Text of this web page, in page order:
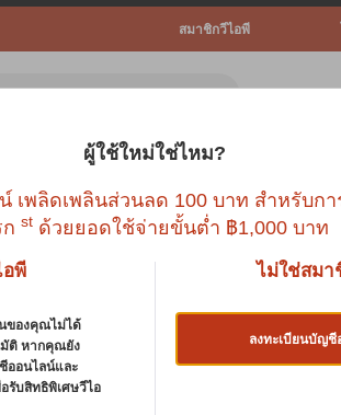
สมาชิกวีไอพี
ดกรงและกลิ่น
ผู้ใช้ใหม่ใช่ไหม?
เพลิดเพลินส่วนลด 100 บาท สำหรับก
st ด้วยยอดใช้จ่ายขั้นต่ำ ฿1,000 บาท
อพี ไม่ใช่สมา
ของคุณไม่ได้
ติ หากคุณยัง
ออนไลน์และ
รับสิทธิพิเศษวีไอ
ลงทะเบียนบัญชี